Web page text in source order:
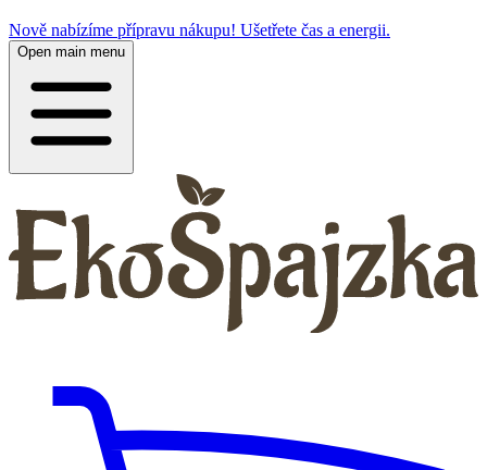
Nově nabízíme přípravu nákupu! Ušetřete čas a energii.
Open main menu